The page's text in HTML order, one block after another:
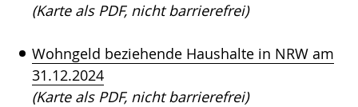
(Karte als PDF, nicht barrierefrei)
Wohngeld beziehende Haushalte in NRW am
31.12.2024
(Karte als PDF, nicht barrierefrei)